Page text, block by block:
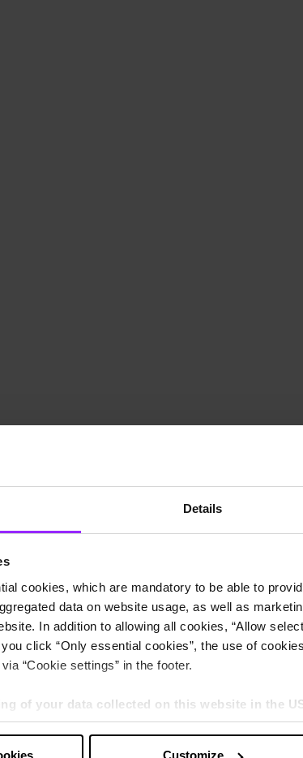
Details
cookies, which are mandatory to be able to
data on website usage, as well as
In addition to allowing all cookies, “Allow
click “Only essential cookies”, the use of
“Cookie settings” in the footer.
of your data collected on this website in the
you also agree that your data will be
Customize
関する一般情報をご覧いただけます。